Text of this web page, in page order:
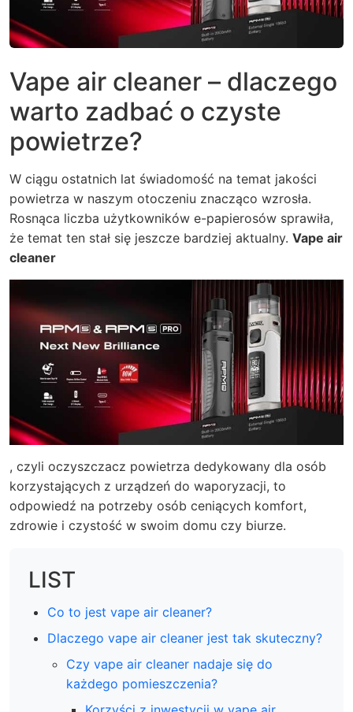
Vape air cleaner – dlaczego
warto zadbać o czyste
powietrze?
W ciągu ostatnich lat świadomość na temat jakości
powietrza w naszym otoczeniu znacząco wzrosła.
Rosnąca liczba użytkowników e-papierosów sprawiła,
że temat ten stał się jeszcze bardziej aktualny. Vape air
cleaner
, czyli oczyszczacz powietrza dedykowany dla osób
korzystających z urządzeń do waporyzacji, to
odpowiedź na potrzeby osób ceniących komfort,
zdrowie i czystość w swoim domu czy biurze.
LIST
Co to jest vape air cleaner?
Dlaczego vape air cleaner jest tak skuteczny?
Czy vape air cleaner nadaje się do
każdego pomieszczenia?